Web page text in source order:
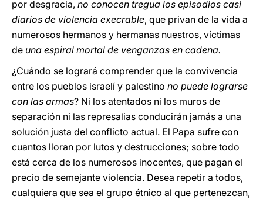
por desgracia, no conocen tregua los episodios casi
diarios de violencia execrable, que privan de la vida a
numerosos hermanos y hermanas nuestros, víctimas
de una espiral mortal de venganzas en cadena.
¿Cuándo se logrará comprender que la convivencia
entre los pueblos israelí y palestino no puede lograrse
con las armas? Ni los atentados ni los muros de
separación ni las represalias conducirán jamás a una
solución justa del conflicto actual. El Papa sufre con
cuantos lloran por lutos y destrucciones; sobre todo
está cerca de los numerosos inocentes, que pagan el
precio de semejante violencia. Desea repetir a todos,
cualquiera que sea el grupo étnico al que pertenezcan,